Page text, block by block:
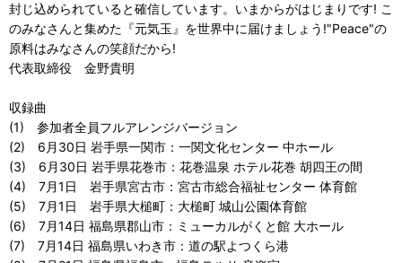
封じ込められていると確信しています。いまからがはじまりです! こ
のみなさんと集めた『元気玉』を世界中に届けましょう!"Peace"の
原料はみなさんの笑顔だから!
代表取締役 金野貴明
収録曲
(1) 参加者全員フルアレンジバージョン
(2) 6月30日 岩手県一関市：一関文化センター 中ホール
(3) 6月30日 岩手県花巻市：花巻温泉 ホテル花巻 胡四王の間
(4) 7月1日 岩手県宮古市：宮古市総合福祉センター 体育館
(5) 7月1日 岩手県大槌町：大槌町 城山公園体育館
(6) 7月14日 福島県郡山市：ミューカルがくと館 大ホール
(7) 7月14日 福島県いわき市：道の駅よつくら港